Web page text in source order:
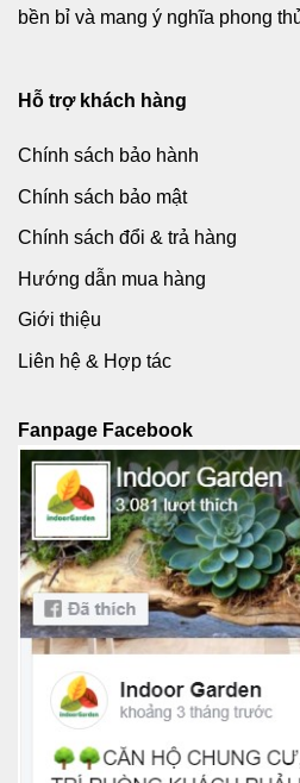
bền bỉ và mang ý nghĩa phong
Hỗ trợ khách hàng
Chính sách bảo hành
Chính sách bảo mật
Chính sách đổi & trả hàng
Hướng dẫn mua hàng
Giới thiệu
Liên hệ & Hợp tác
Fanpage Facebook